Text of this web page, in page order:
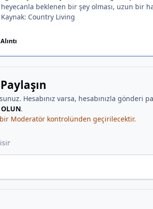
heyecanla beklenen bir şey olması, uzun bir
Kaynak: Country Living
Alıntı
Hesabınız varsa, hesabınızla gönderi
.
Moderatör kontrolünden geçirilecektir.